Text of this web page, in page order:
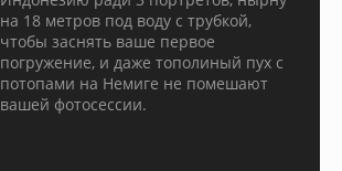
на 18 метров под воду с трубкой,
чтобы заснять ваше первое
погружение, и даже тополиный пух с
потопами на Немиге не помешают
вашей фотосессии.